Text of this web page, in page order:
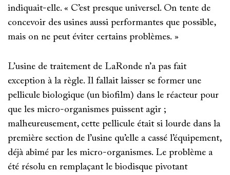
indiquait-elle. « C’est presque universel. On tente de
concevoir des usines aussi performantes que possible,
mais on ne peut éviter certains problèmes. »
L’usine de traitement de LaRonde n’a pas fait
exception à la règle. Il fallait laisser se former une
pellicule biologique (un biofilm) dans le réacteur pour
que les micro-organismes puissent agir ;
malheureusement, cette pellicule était si lourde dans la
première section de l’usine qu’elle a cassé l’équipement,
déjà abîmé par les micro-organismes. Le problème a
été résolu en remplaçant le biodisque pivotant